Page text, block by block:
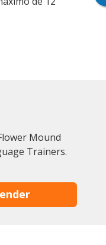
Mound
Trainers.